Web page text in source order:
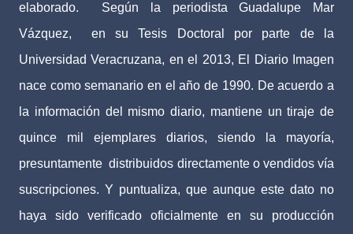
elaborado.
Según la periodista Guadalupe Mar
Vázquez,
en su Tesis Doctoral por parte de la
Universidad Veracruzana, en el 2013, El Diario Imagen
nace como semanario en el año de 1990. De acuerdo a
la información del mismo diario, mantiene un tiraje de
quince mil ejemplares diarios, siendo la mayoría,
presuntamente distribuidos directamente o vendidos vía
suscripciones. Y puntualiza, que aunque este dato no
haya sido verificado oficialmente en su producción